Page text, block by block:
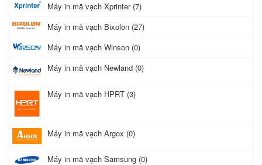
Máy in mã vạch Xprinter (7)
Máy in mã vạch Bixolon (27)
Máy in mã vạch Winson (0)
Máy in mã vạch Newland (0)
Máy in mã vạch HPRT (3)
Máy in mã vạch Argox (0)
Máy in mã vạch Samsung (0)